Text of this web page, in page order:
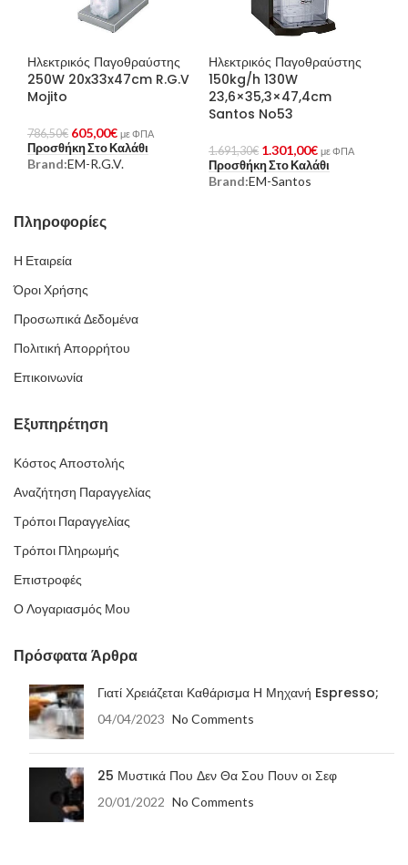
Ηλεκτρικός Παγοθραύστης
250W 20x33x47cm R.G.V
Mojito
786,50€ 605,00€ με ΦΠΑ
Προσθήκη Στο Καλάθι
Brand:EM-R.G.V.
Ηλεκτρικός Παγοθραύστης
150kg/h 130W
23,6×35,3×47,4cm
Santos No53
1.691,30€ 1.301,00€ με ΦΠΑ
Προσθήκη Στο Καλάθι
Brand:EM-Santos
Πληροφορίες
Η Εταιρεία
Όροι Χρήσης
Προσωπικά Δεδομένα
Πολιτική Απορρήτου
Επικοινωνία
Εξυπηρέτηση
Κόστος Αποστολής
Αναζήτηση Παραγγελίας
Τρόποι Παραγγελίας
Τρόποι Πληρωμής
Επιστροφές
Ο Λογαριασμός Μου
Πρόσφατα Άρθρα
Γιατί Χρειάζεται Καθάρισμα Η Μηχανή Espresso;
04/04/2023 No Comments
25 Μυστικά Που Δεν Θα Σου Πουν οι Σεφ
20/01/2022 No Comments